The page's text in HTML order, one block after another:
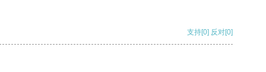
支持[0] 反对[0]